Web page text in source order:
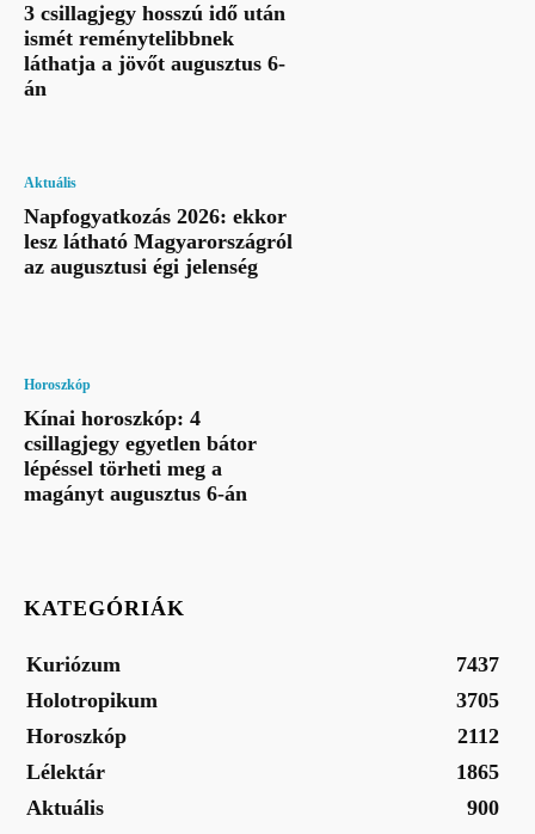
3 csillagjegy hosszú idő után
ismét reménytelibbnek
láthatja a jövőt augusztus 6-
án
Aktuális
Napfogyatkozás 2026: ekkor
lesz látható Magyarországról
az augusztusi égi jelenség
Horoszkóp
Kínai horoszkóp: 4
csillagjegy egyetlen bátor
lépéssel törheti meg a
magányt augusztus 6-án
KATEGÓRIÁK
Kuriózum
7437
Holotropikum
3705
Horoszkóp
2112
Lélektár
1865
Aktuális
900